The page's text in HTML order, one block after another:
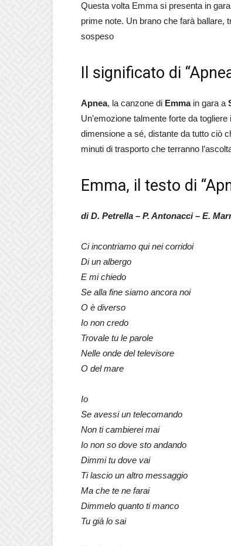
Questa volta Emma si presenta in
prime note. Un brano che farà ballare,
sospeso
Il significato di
Apnea, la canzone di Emmain gara a
Un’emozione talmente forte da
dimensione a sé, distante da tutto ciò
minuti di trasporto che terranno
Emma, il testo di
di D. Petrella – P. Antonacci – E.
Ci incontriamo qui nei corridoi
Di un albergo
E mi chiedo
Se alla fine siamo ancora noi
O è diverso
Io non credo
Trovale tu le parole
Nelle onde del televisore
O del mare
Io
Se avessi un telecomando
Non ti cambierei mai
Io non so dove sto andando
Dimmi tu dove vai
Ti lascio un altro messaggio
Ma che te ne farai
Dimmelo quanto ti manco
Tu già lo sai